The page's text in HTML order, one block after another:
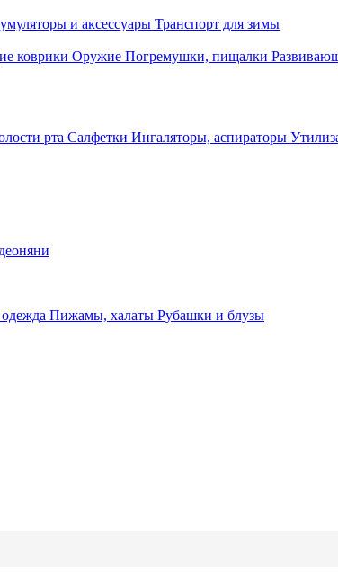
и аксессуары Транспорт для зимы
коврики Оружие Погремушки, пищалки
рта Салфетки Ингаляторы, аспираторы
Пижамы, халаты Рубашки и блузы